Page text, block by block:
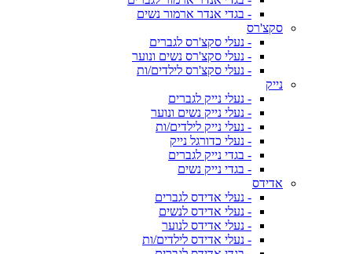
- בגדי אנדר ארמור נשים
סקצ'רס
- נעלי סקצ'רס לגברים
- נעלי סקצ'רס נשים ונוער
- נעלי סקצ'רס לילדים/ות
נייק
- נעלי נייק לגברים
- נעלי נייק נשים ונוער
- נעלי נייק לילדים/ות
- נעלי כדורגל נייק
- בגדי נייק לגברים
- בגדי נייק נשים
אדידס
- נעלי אדידס לגברים
- נעלי אדידס לנשים
- נעלי אדידס לנוער
- נעלי אדידס לילדים/ות